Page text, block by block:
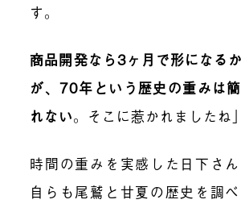
す。
商品開発なら3ヶ月で形になる
が、70年という歴史の重みは
れない。 そこに惹かれましたね」
時間の重みを実感した日下さん
自らも尾鷲と甘夏の歴史を調